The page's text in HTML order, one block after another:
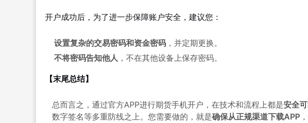
开户成功后，为了进一步保障账户安全，建议您：
设置复杂的交易密码和资金密码，并定期更换。
不将密码告知他人 ，不在其他设备上保存密码。
【末尾总结】
总而言之，通过官方APP进行期货手机开户，在技术和流程上都是安全
数字签名等多重防线之上。您需要做的，就是确保从正规渠道下载APP